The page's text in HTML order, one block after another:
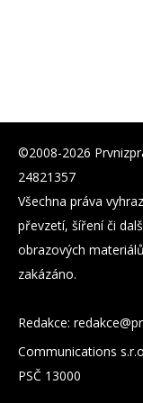
©2008-2026
24821357
Všechna práva
převzetí, šíření či
obrazových
zakázáno.
Redakce:
Communications
PSČ 13000